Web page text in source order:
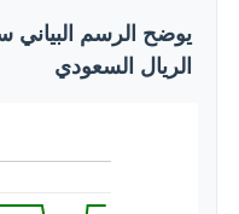
يوضح الرسم البياني
الريال السعودي